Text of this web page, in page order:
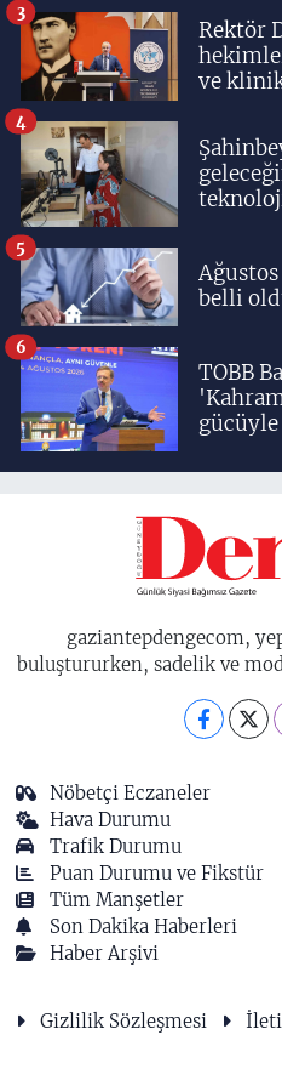
Rektör
ve
3
4
Ağustos
belli
5
TOBB
6
gaziantepdengecom,
buluştururken, sadelik ve
Nöbetçi Eczaneler
Hava Durumu
Trafik Durumu
Puan Durumu ve Fikstür
Tüm Manşetler
Son Dakika Haberleri
Haber Arşivi
Gizlilik Sözleşmesi